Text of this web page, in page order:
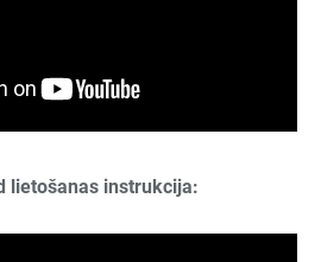
lietošanas instrukcija: